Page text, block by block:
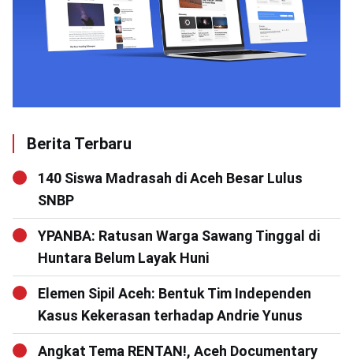
Berita Terbaru
140 Siswa Madrasah di Aceh Besar Lulus
SNBP
YPANBA: Ratusan Warga Sawang Tinggal di
Huntara Belum Layak Huni
Elemen Sipil Aceh: Bentuk Tim Independen
Kasus Kekerasan terhadap Andrie Yunus
Angkat Tema RENTAN!, Aceh Documentary